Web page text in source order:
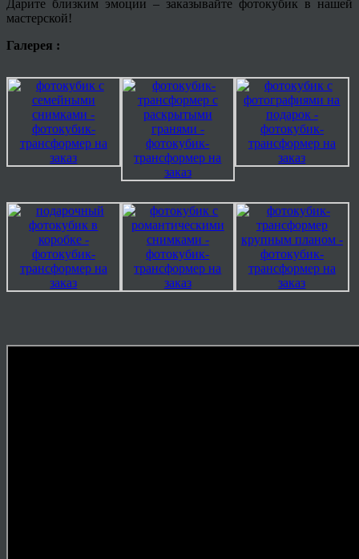
Дарите близким эмоции – заказывайте фотокубик в нашей
мастерской!
Галерея :